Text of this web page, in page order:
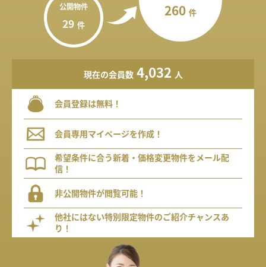
公開物件
29 件
260 件
現在の会員数 4,032 人
会員登録は無料！
会員専用マイページを作成！
希望条件に合う新着・価格変更物件をメール配
信！
非公開物件が閲覧可能！
他社にはない特別限定物件のご紹介チャンスあ
り！